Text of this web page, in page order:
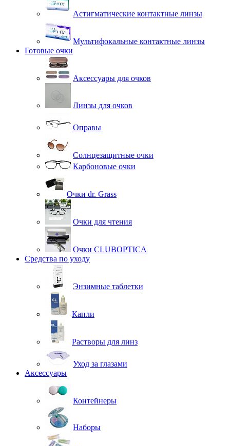
Астигматические контактные линзы
Мультифокальные контактные линзы
Готовые очки
Аксессуары для очков
Линзы для очков
Оправы
Солнцезащитные очки
Карбоновые очки
Очки dr. Grass
Очки для чтения
Очки CLUBOPTICA
Средства по уходу
Энзимные таблетки
Капли
Растворы для линз
Уход за глазами
Аксессуары
Контейнеры
Наборы